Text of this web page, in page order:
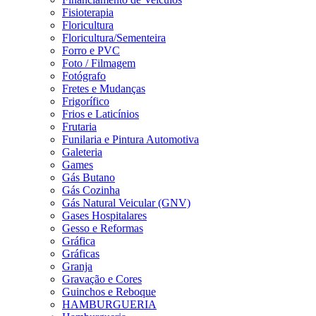
Fisioterapia
Floricultura
Floricultura/Sementeira
Forro e PVC
Foto / Filmagem
Fotógrafo
Fretes e Mudanças
Frigorífico
Frios e Laticínios
Frutaria
Funilaria e Pintura Automotiva
Galeteria
Games
Gás Butano
Gás Cozinha
Gás Natural Veicular (GNV)
Gases Hospitalares
Gesso e Reformas
Gráfica
Gráficas
Granja
Gravação e Cores
Guinchos e Reboque
HAMBURGUERIA